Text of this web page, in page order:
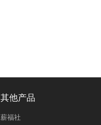
其他产品
薪福社